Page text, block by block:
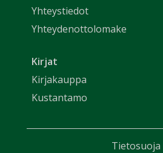
Yhteystiedot
Yhteydenottolomake
Kirjat
Kirjakauppa
Kustantamo
Tietosuoja